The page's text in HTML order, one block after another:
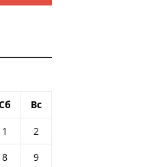
Вс
1
2
8
9